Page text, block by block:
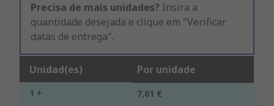
Precisa de mais unidades? Insira a
quantidade desejada e clique em "Verificar
datas de entrega".
Unidad(es) Por unidade
1 + 7,61 €